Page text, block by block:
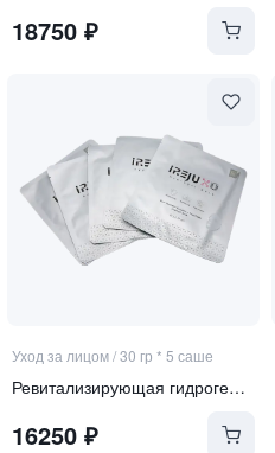
18750 ₽
Уход за лицом/30 гр * 5 саше
Ревитализирующая гидрогелевая маска с экзосомами и ПДРН
16250 ₽